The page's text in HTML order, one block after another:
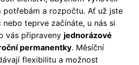
potřebám a rozpočtu. Ať už jste
teprve začínáte, u nás si
vás připraveny jednorázové
permanentky. Měsíční
flexibilitu a možnost